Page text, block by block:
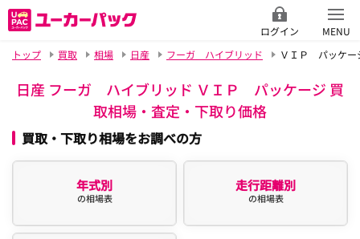
ログイン
MENU
トップ
買取 相場 日産 フーガ ハイブリッド ＶＩＰ パッケー
日産 フーガ ハイブリッド ＶＩＰ パッケージ 買
取相場・査定・下取り価格
買取・下取り相場をお調べの方
年式別
の相場表
走行距離別
の相場表